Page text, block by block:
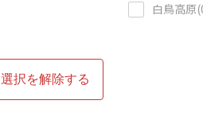
白鳥高原
選択を解除する